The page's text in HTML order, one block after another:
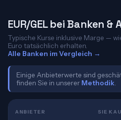
EUR/GEL bei Banken &
Typische Kurse inklusive Marge —
Euro tatsächlich erhalten.
Alle Banken im Vergleich →
Einige Anbieterwerte sind
finden Sie in unserer Methodik
ANBIETER SIE